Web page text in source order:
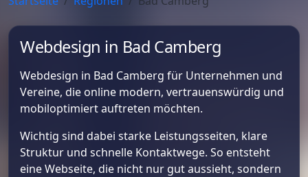
Webdesign in Bad Camberg
Webdesign in Bad Camberg für Unternehmen und
Vereine, die online modern, vertrauenswürdig und
mobiloptimiert auftreten möchten.
Wichtig sind dabei starke Leistungsseiten, klare
Struktur und schnelle Kontaktwege. So entsteht
eine Webseite, die nicht nur gut aussieht, sondern